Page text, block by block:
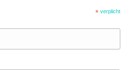
* verplicht